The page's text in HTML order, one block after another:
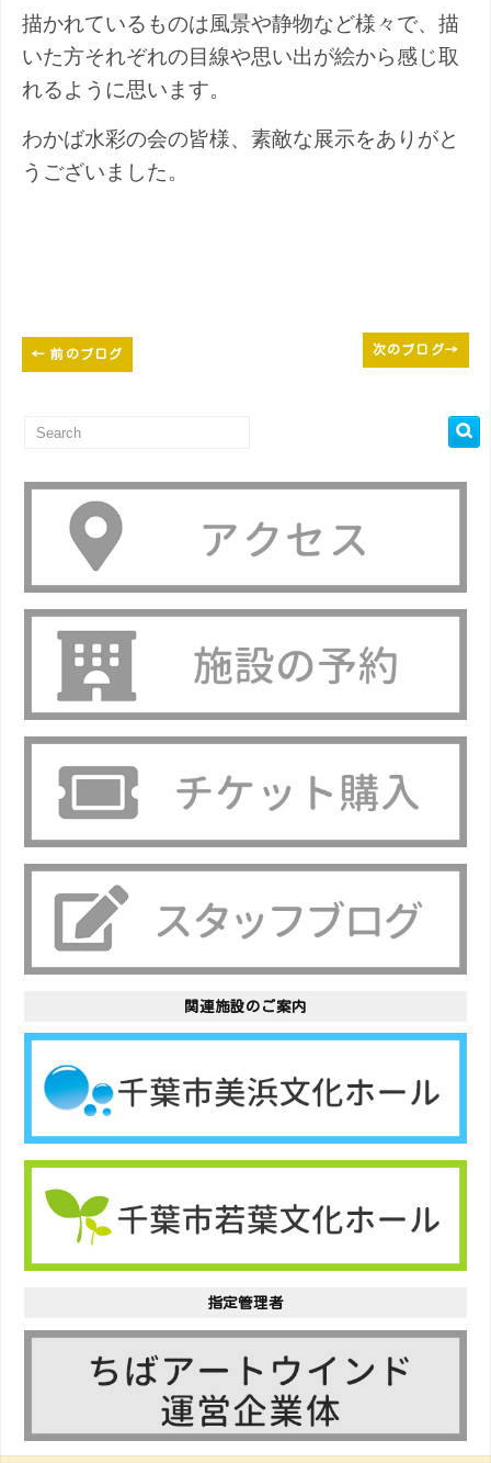
描かれているものは風景や静物など様々で、描
いた方それぞれの目線や思い出が絵から感じ取
れるように思います。
わかば水彩の会の皆様、素敵な展示をありがと
うございました。
← 前のブログ 次のブログ→
関連施設のご案内
指定管理者